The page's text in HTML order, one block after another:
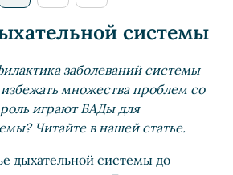
системы
заболеваний системы
множества проблем со
играют БАДы для
Читайте в нашей статье.
дыхательной системы до